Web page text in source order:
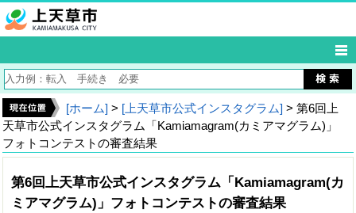
[ホーム] > [上天草市公式インスタグラム] > 第6回上
天草市公式インスタグラム「Kamiamagram(カミアマグラム)」
フォトコンテストの審査結果
第6回上天草市公式インスタグラム「Kamiamagram(カ
ミアマグラム)」フォトコンテストの審査結果